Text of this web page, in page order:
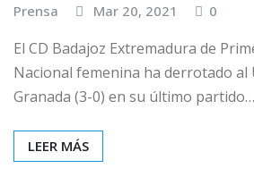
Prensa Mar 20, 2021 0
El CD Badajoz Extremadura de
Nacional femenina ha derrotado al
Granada (3-0) en su último partido…
LEER MÁS